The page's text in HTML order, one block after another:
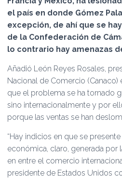
el país en donde Gómez
excepción, de ahí que se
de la Confederación de
lo contrario hay amenazas
Añadió León Reyes Rosales,
Nacional de Comercio (Canaco)
que el problema se ha tornado
sino internacionalmente y por
porque las ventas se han
“Hay indicios en que se
económica, claro, generada por
en entre el comercio
presidente de Estados Unidos